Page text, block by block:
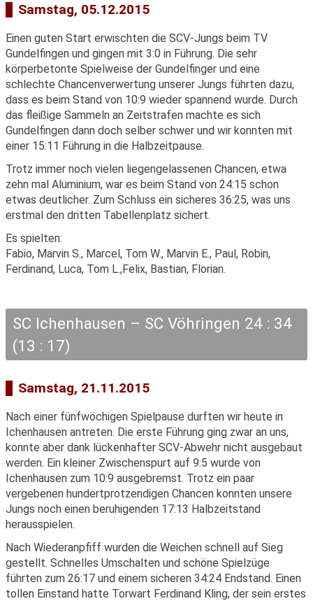
Samstag, 05.12.2015
Einen guten Start erwischten die SCV-Jungs beim TV
Gundelfingen und gingen mit 3:0 in Führung. Die sehr
körperbetonte Spielweise der Gundelfinger und eine
schlechte Chancenverwertung unserer Jungs führten dazu,
dass es beim Stand von 10:9 wieder spannend wurde. Durch
das fleißige Sammeln an Zeitstrafen machte es sich
Gundelfingen dann doch selber schwer und wir konnten mit
einer 15:11 Führung in die Halbzeitpause.
Trotz immer noch vielen liegengelassenen Chancen, etwa
zehn mal Aluminium, war es beim Stand von 24:15 schon
etwas deutlicher. Zum Schluss ein sicheres 36:25, was uns
erstmal den dritten Tabellenplatz sichert.
Es spielten:
Fabio, Marvin S., Marcel, Tom W., Marvin E., Paul, Robin,
Ferdinand, Luca, Tom L.,Felix, Bastian, Florian.
SC Ichenhausen – SC Vöhringen 24 : 34
(13 : 17)
Samstag, 21.11.2015
Nach einer fünfwöchigen Spielpause durften wir heute in
Ichenhausen antreten. Die erste Führung ging zwar an uns,
konnte aber dank lückenhafter SCV-Abwehr nicht ausgebaut
werden. Ein kleiner Zwischenspurt auf 9:5 wurde von
Ichenhausen zum 10:9 ausgebremst. Trotz ein paar
vergebenen hundertprotzendigen Chancen konnten unsere
Jungs noch einen beruhigenden 17:13 Halbzeitstand
herausspielen.
Nach Wiederanpfiff wurden die Weichen schnell auf Sieg
gestellt. Schnelles Umschalten und schöne Spielzüge
führten zum 26:17 und einem sicheren 34:24 Endstand. Einen
tollen Einstand hatte Torwart Ferdinand Kling, der sein erstes